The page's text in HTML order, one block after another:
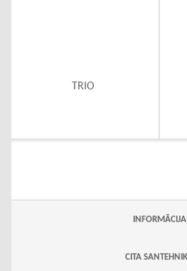
TRIO
INFORMĀCIJA
CITA